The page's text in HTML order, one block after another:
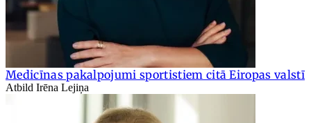
Medicīnas pakalpojumi sportistiem citā Eiropas valstī
Atbild Irēna Lejiņa